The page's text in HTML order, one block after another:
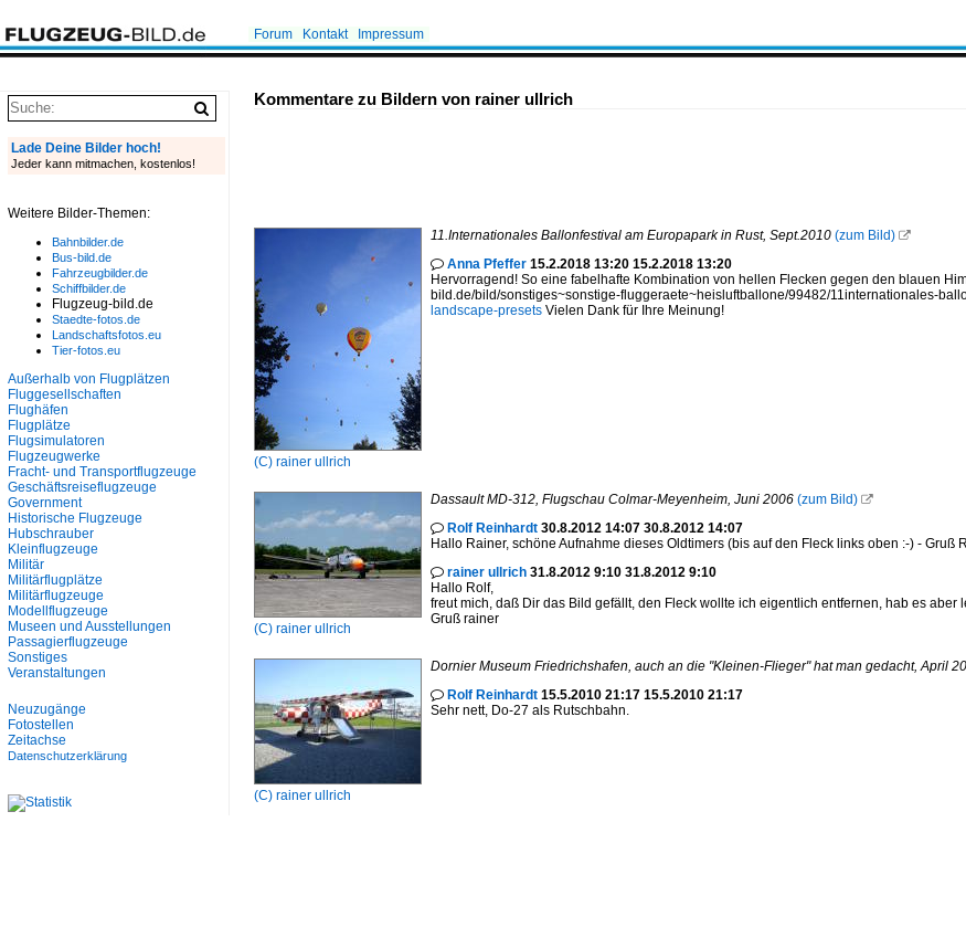
Forum Kontakt Impressum
Kommentare zu Bildern von rainer ullrich
(C) rainer ullrich
11.Internationales Ballonfestival am Europapark in Rust, Sept.2010 (zum Bild) 
 Anna Pfeffer 15.2.2018 13:20 15.2.2018 13:20
Hervorragend! So eine fabelhafte Kombination von hellen Flecken gegen den blauen
bild.de/bild/sonstiges~sonstige-fluggeraete~heisluftballone/99482/11internationales-
landscape-presets Vielen Dank für Ihre Meinung!
(C) rainer ullrich
Dassault MD-312, Flugschau Colmar-Meyenheim, Juni 2006 (zum Bild) 
 Rolf Reinhardt 30.8.2012 14:07 30.8.2012 14:07
Hallo Rainer, schöne Aufnahme dieses Oldtimers (bis auf den Fleck links oben :-) - Gruß
 rainer ullrich 31.8.2012 9:10 31.8.2012 9:10
Hallo Rolf,
freut mich, daß Dir das Bild gefällt, den Fleck wollte ich eigentlich entfernen, hab es aber
Gruß rainer
(C) rainer ullrich
Dornier Museum Friedrichshafen, auch an die "Kleinen-Flieger" hat man gedacht, April
 Rolf Reinhardt 15.5.2010 21:17 15.5.2010 21:17
Sehr nett, Do-27 als Rutschbahn.
Lade Deine Bilder hoch!
Jeder kann mitmachen, kostenlos!
Weitere Bilder-Themen:
Bahnbilder.de
Bus-bild.de
Fahrzeugbilder.de
Schiffbilder.de
Flugzeug-bild.de
Staedte-fotos.de
Landschaftsfotos.eu
Tier-fotos.eu
Außerhalb von Flugplätzen
Fluggesellschaften
Flughäfen
Flugplätze
Flugsimulatoren
Flugzeugwerke
Fracht- und Transportflugzeuge
Geschäftsreiseflugzeuge
Government
Historische Flugzeuge
Hubschrauber
Kleinflugzeuge
Militär
Militärflugplätze
Militärflugzeuge
Modellflugzeuge
Museen und Ausstellungen
Passagierflugzeuge
Sonstiges
Veranstaltungen
Neuzugänge
Fotostellen
Zeitachse
Datenschutzerklärung